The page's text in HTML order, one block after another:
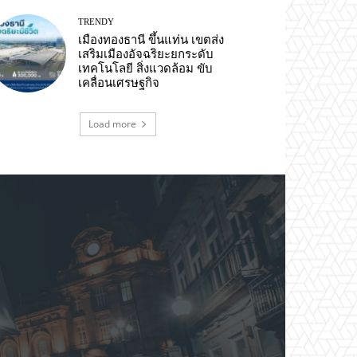
TRENDY
เมืองทองธานี ขึ้นแท่น เขตส่ง
เสริมเมืองอัจฉริยะยกระดับ
เทคโนโลยี สิ่งแวดล้อม ขับ
เคลื่อนเศรษฐกิจ
Load more